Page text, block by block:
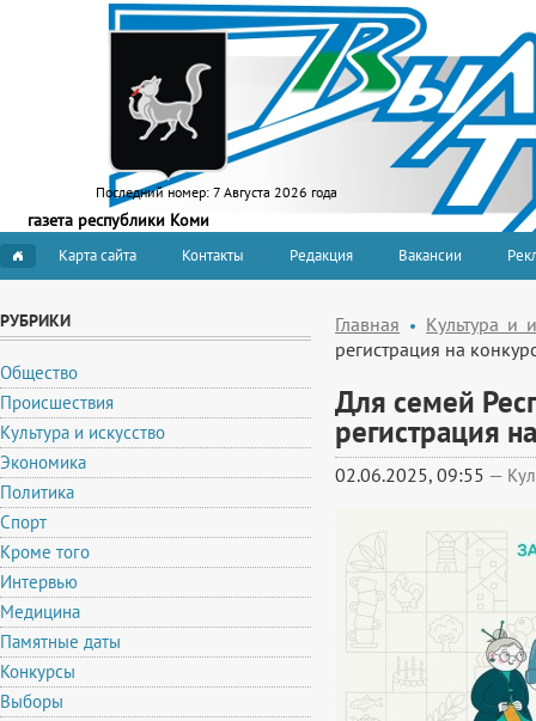
Последний номер: 7 Августа 2026 года
газета республики Коми
Карта сайта Контакты Редакция Вакансии
РУБРИКИ
Общество
Происшествия
Культура и искусство
Экономика
Политика
Спорт
Кроме того
Интервью
Медицина
Памятные даты
Конкурсы
Выборы
Главная
Культура и
регистрация на
Для семей
регистрация
02.06.2025, 09:55 —